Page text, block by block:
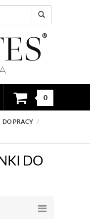
0
DO PRACY
DO